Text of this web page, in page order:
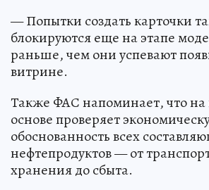
— Попытки создать карточки
блокируются еще на этапе
раньше, чем они успевают
витрине.
Также ФАС напоминает, что на
основе проверяет
обоснованность всех
нефтепродуктов — от
хранения до сбыта.